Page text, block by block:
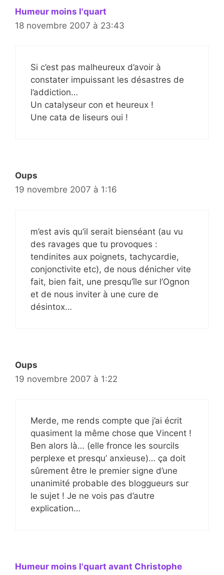
Humeur moins l'quart
18 novembre 2007 à 23:43
Si c’est pas malheureux d’avoir à
constater impuissant les désastres de
l’addiction…
Un catalyseur con et heureux !
Une cata de liseurs oui !
Oups
19 novembre 2007 à 1:16
m’est avis qu’il serait bienséant (au vu
des ravages que tu provoques :
tendinites aux poignets, tachycardie,
conjonctivite etc), de nous dénicher vite
fait, bien fait, une presqu’île sur l’Ognon
et de nous inviter à une cure de
désintox…
Oups
19 novembre 2007 à 1:22
Merde, me rends compte que j’ai écrit
quasiment la même chose que Vincent !
Ben alors là… (elle fronce les sourcils
perplexe et presqu’ anxieuse)… ça doit
sûrement être le premier signe d’une
unanimité probable des bloggueurs sur
le sujet ! Je ne vois pas d’autre
explication…
Humeur moins l'quart avant Christophe